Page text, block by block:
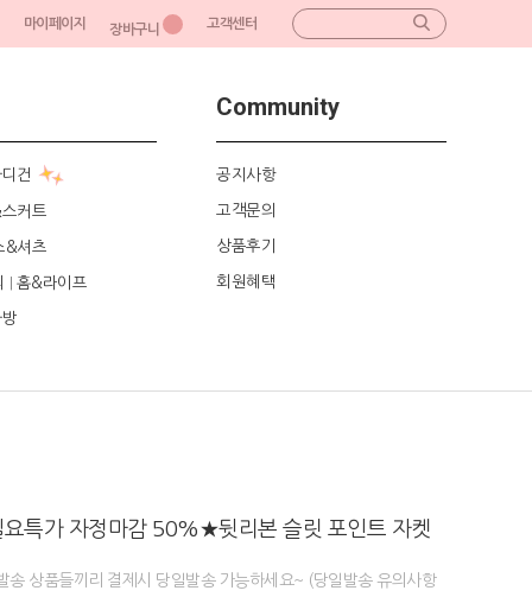
마이페이지 장바구니 고객센터
건
커트
&셔츠
홈&라이프
Community
공지사항
고객문의
상품후기
회원혜택
특가 자정마감 50%★뒷리본 슬릿 포인트 자켓
송 상품들끼리 결제시 당일발송 가능하세요~ (당일발송 유의사항